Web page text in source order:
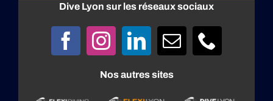
Dive Lyon sur les réseaux sociaux
Nos autres sites